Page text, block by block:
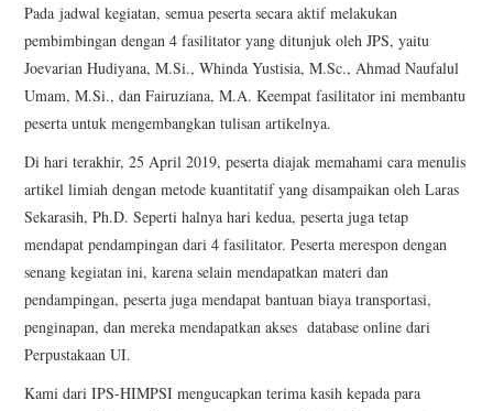
Pada jadwal kegiatan, semua peserta secara aktif melakukan
pembimbingan dengan 4 fasilitator yang ditunjuk oleh JPS, yaitu
Joevarian Hudiyana, M.Si., Whinda Yustisia, M.Sc., Ahmad Naufalul
Umam, M.Si., dan Fairuziana, M.A. Keempat fasilitator ini membantu
peserta untuk mengembangkan tulisan artikelnya.
Di hari terakhir, 25 April 2019, peserta diajak memahami cara menulis
artikel limiah dengan metode kuantitatif yang disampaikan oleh Laras
Sekarasih, Ph.D. Seperti halnya hari kedua, peserta juga tetap
mendapat pendampingan dari 4 fasilitator. Peserta merespon dengan
senang kegiatan ini, karena selain mendapatkan materi dan
pendampingan, peserta juga mendapat bantuan biaya transportasi,
penginapan, dan mereka mendapatkan akses database online dari
Perpustakaan UI.
Kami dari IPS-HIMPSI mengucapkan terima kasih kepada para